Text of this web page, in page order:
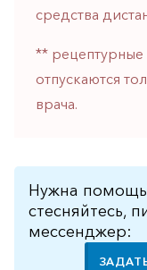
средства
** рецептурные
отпускаются
врача.
Нужна
стесняйтесь,
мессенджер: